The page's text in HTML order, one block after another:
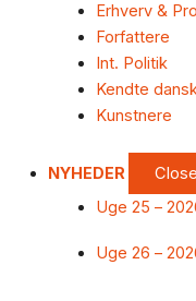
Erhverv &
Forfattere
Int. Politik
Kendte
Kunstnere
NYHEDER
Uge 25 –
Uge 26 –